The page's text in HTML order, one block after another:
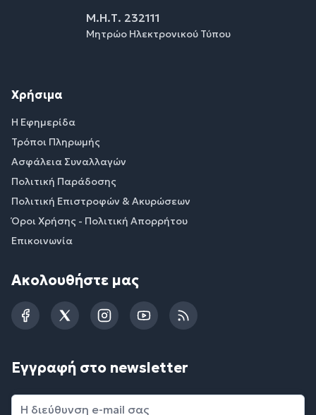
Μ.Η.Τ. 232111
Μητρώο Ηλεκτρονικού Τύπου
Χρήσιμα
Η Εφημερίδα
Τρόποι Πληρωμής
Ασφάλεια Συναλλαγών
Πολιτική Παράδοσης
Πολιτική Επιστροφών & Ακυρώσεων
Όροι Χρήσης - Πολιτική Απορρήτου
Επικοινωνία
Ακολουθήστε μας
FacebookTwitterInstagramYouTubeRSS
Εγγραφή στο newsletter